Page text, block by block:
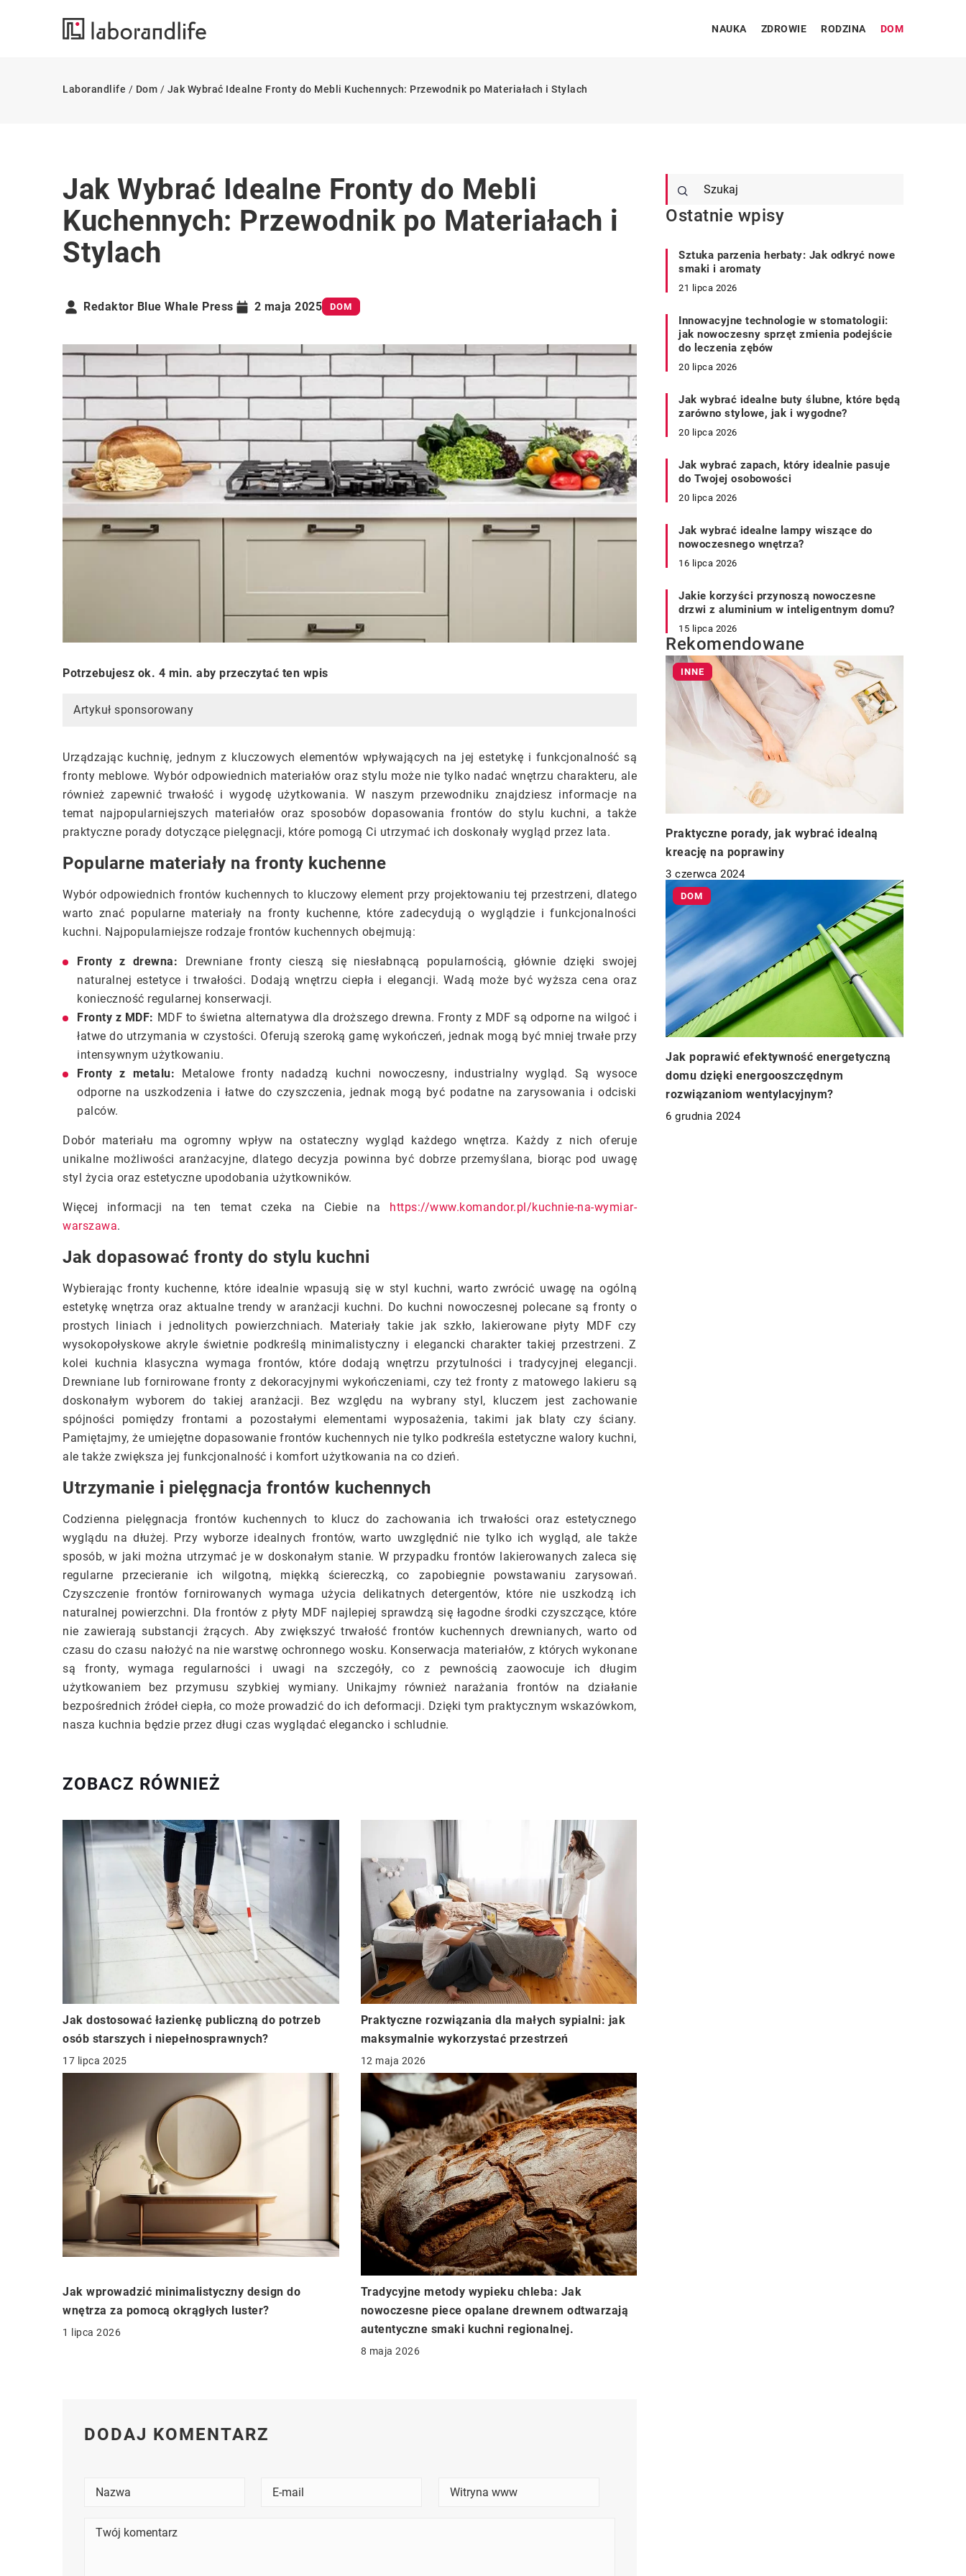
NAUKA ZDROWIE RODZINA DOM
Laborandlife / Dom / Jak Wybrać Idealne Fronty do Mebli Kuchennych: Przewodnik po Materiałach i Stylach
Jak Wybrać Idealne Fronty do Mebli
Kuchennych: Przewodnik po Materiałach i
Stylach
Redaktor Blue Whale Press 2 maja 2025 DOM
Potrzebujesz ok. 4 min. aby przeczytać ten wpis
Artykuł sponsorowany
Urządzając kuchnię, jednym z kluczowych elementów wpływających na jej estetykę i funkcjonalność są
fronty meblowe. Wybór odpowiednich materiałów oraz stylu może nie tylko nadać wnętrzu charakteru, ale
również zapewnić trwałość i wygodę użytkowania. W naszym przewodniku znajdziesz informacje na
temat najpopularniejszych materiałów oraz sposobów dopasowania frontów do stylu kuchni, a także
praktyczne porady dotyczące pielęgnacji, które pomogą Ci utrzymać ich doskonały wygląd przez lata.
Popularne materiały na fronty kuchenne
Wybór odpowiednich frontów kuchennych to kluczowy element przy projektowaniu tej przestrzeni, dlatego
warto znać popularne materiały na fronty kuchenne, które zadecydują o wyglądzie i funkcjonalności
kuchni. Najpopularniejsze rodzaje frontów kuchennych obejmują:
Fronty z drewna: Drewniane fronty cieszą się niesłabnącą popularnością, głównie dzięki swojej
naturalnej estetyce i trwałości. Dodają wnętrzu ciepła i elegancji. Wadą może być wyższa cena oraz
konieczność regularnej konserwacji.
Fronty z MDF: MDF to świetna alternatywa dla droższego drewna. Fronty z MDF są odporne na wilgoć i
łatwe do utrzymania w czystości. Oferują szeroką gamę wykończeń, jednak mogą być mniej trwałe przy
intensywnym użytkowaniu.
Fronty z metalu: Metalowe fronty nadadzą kuchni nowoczesny, industrialny wygląd. Są wysoce
odporne na uszkodzenia i łatwe do czyszczenia, jednak mogą być podatne na zarysowania i odciski
palców.
Dobór materiału ma ogromny wpływ na ostateczny wygląd każdego wnętrza. Każdy z nich oferuje
unikalne możliwości aranżacyjne, dlatego decyzja powinna być dobrze przemyślana, biorąc pod uwagę
styl życia oraz estetyczne upodobania użytkowników.
Więcej informacji na ten temat czeka na Ciebie na https://www.komandor.pl/kuchnie-na-wymiar-
warszawa.
Jak dopasować fronty do stylu kuchni
Wybierając fronty kuchenne, które idealnie wpasują się w styl kuchni, warto zwrócić uwagę na ogólną
estetykę wnętrza oraz aktualne trendy w aranżacji kuchni. Do kuchni nowoczesnej polecane są fronty o
prostych liniach i jednolitych powierzchniach. Materiały takie jak szkło, lakierowane płyty MDF czy
wysokopołyskowe akryle świetnie podkreślą minimalistyczny i elegancki charakter takiej przestrzeni. Z
kolei kuchnia klasyczna wymaga frontów, które dodają wnętrzu przytulności i tradycyjnej elegancji.
Drewniane lub fornirowane fronty z dekoracyjnymi wykończeniami, czy też fronty z matowego lakieru są
doskonałym wyborem do takiej aranżacji. Bez względu na wybrany styl, kluczem jest zachowanie
spójności pomiędzy frontami a pozostałymi elementami wyposażenia, takimi jak blaty czy ściany.
Pamiętajmy, że umiejętne dopasowanie frontów kuchennych nie tylko podkreśla estetyczne walory kuchni,
ale także zwiększa jej funkcjonalność i komfort użytkowania na co dzień.
Utrzymanie i pielęgnacja frontów kuchennych
Codzienna pielęgnacja frontów kuchennych to klucz do zachowania ich trwałości oraz estetycznego
wyglądu na dłużej. Przy wyborze idealnych frontów, warto uwzględnić nie tylko ich wygląd, ale także
sposób, w jaki można utrzymać je w doskonałym stanie. W przypadku frontów lakierowanych zaleca się
regularne przecieranie ich wilgotną, miękką ściereczką, co zapobiegnie powstawaniu zarysowań.
Czyszczenie frontów fornirowanych wymaga użycia delikatnych detergentów, które nie uszkodzą ich
naturalnej powierzchni. Dla frontów z płyty MDF najlepiej sprawdzą się łagodne środki czyszczące, które
nie zawierają substancji żrących. Aby zwiększyć trwałość frontów kuchennych drewnianych, warto od
czasu do czasu nałożyć na nie warstwę ochronnego wosku. Konserwacja materiałów, z których wykonane
są fronty, wymaga regularności i uwagi na szczegóły, co z pewnością zaowocuje ich długim
użytkowaniem bez przymusu szybkiej wymiany. Unikajmy również narażania frontów na działanie
bezpośrednich źródeł ciepła, co może prowadzić do ich deformacji. Dzięki tym praktycznym wskazówkom,
nasza kuchnia będzie przez długi czas wyglądać elegancko i schludnie.
ZOBACZ RÓWNIEŻ
Jak dostosować łazienkę publiczną do potrzeb
osób starszych i niepełnosprawnych?
17 lipca 2025
Praktyczne rozwiązania dla małych sypialni: jak
maksymalnie wykorzystać przestrzeń
12 maja 2026
Jak wprowadzić minimalistyczny design do
wnętrza za pomocą okrągłych luster?
1 lipca 2026
Tradycyjne metody wypieku chleba: Jak
nowoczesne piece opalane drewnem odtwarzają
autentyczne smaki kuchni regionalnej.
8 maja 2026
DODAJ KOMENTARZ
Ostatnie wpisy
Sztuka parzenia herbaty: Jak odkryć nowe
smaki i aromaty
21 lipca 2026
Innowacyjne technologie w stomatologii:
jak nowoczesny sprzęt zmienia podejście
do leczenia zębów
20 lipca 2026
Jak wybrać idealne buty ślubne, które będą
zarówno stylowe, jak i wygodne?
20 lipca 2026
Jak wybrać zapach, który idealnie pasuje
do Twojej osobowości
20 lipca 2026
Jak wybrać idealne lampy wiszące do
nowoczesnego wnętrza?
16 lipca 2026
Jakie korzyści przynoszą nowoczesne
drzwi z aluminium w inteligentnym domu?
15 lipca 2026
Rekomendowane
INNE
Praktyczne porady, jak wybrać idealną
kreację na poprawiny
3 czerwca 2024
DOM
Jak poprawić efektywność energetyczną
domu dzięki energooszczędnym
rozwiązaniom wentylacyjnym?
6 grudnia 2024